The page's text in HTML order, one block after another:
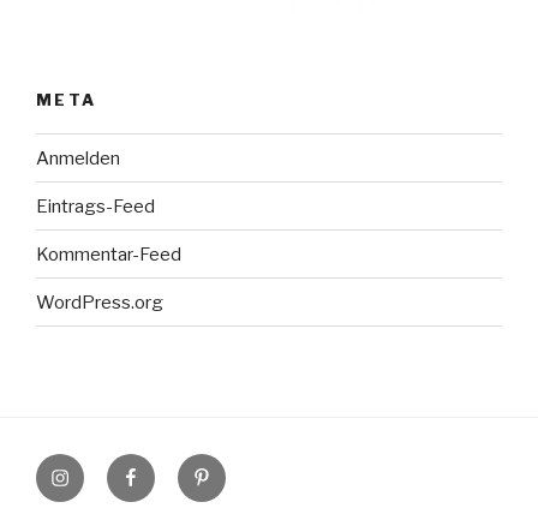
META
Anmelden
Eintrags-Feed
Kommentar-Feed
WordPress.org
InstagramFacebookPinterest